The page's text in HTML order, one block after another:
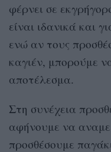
φέρνει σε
είναι ιδανικά και
ενώ αν τους
καγιέν, μπορούμε
αποτέλεσμα.
Στη συνέχεια
αφήνουμε να
προσθέσουμε